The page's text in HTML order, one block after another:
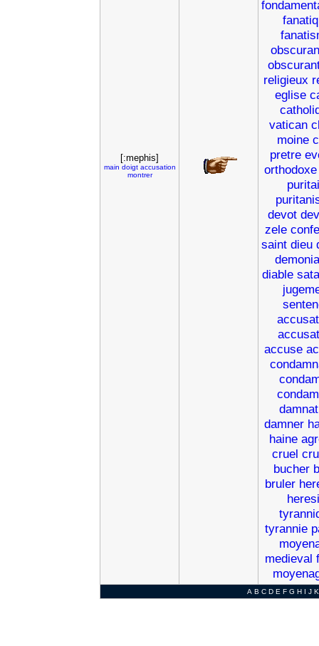
[:mephis]
main doigt accusation
montrer
religieux
eglise
vatican
moine
pretre
orthodoxe
devot
zele
saint dieu
diable
accuse
damner
haine
cruel
bucher
bruler
tyrannie
medieval
A B C D E F G H I J K